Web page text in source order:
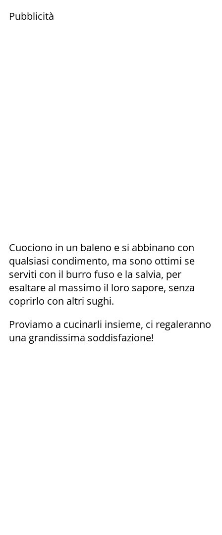
Pubblicità
Cuociono in un baleno e si abbinano con
qualsiasi condimento, ma sono ottimi se
serviti con il burro fuso e la salvia, per
esaltare al massimo il loro sapore, senza
coprirlo con altri sughi.
Proviamo a cucinarli insieme, ci regaleranno
una grandissima soddisfazione!